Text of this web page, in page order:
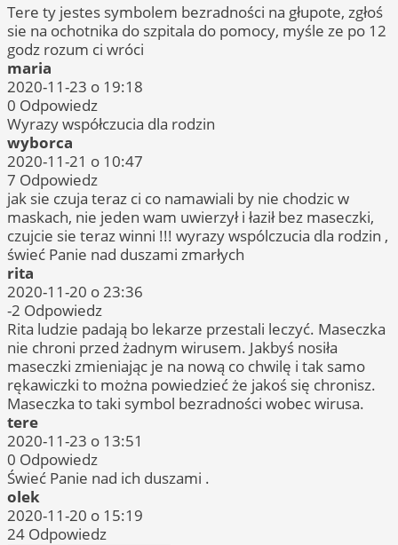
Tere ty jestes symbolem bezradności na głupote, zgłoś
sie na ochotnika do szpitala do pomocy, myśle ze po 12
godz rozum ci wróci
maria
2020-11-23 o 19:18
0 Odpowiedz
Wyrazy współczucia dla rodzin
wyborca
2020-11-21 o 10:47
7 Odpowiedz
jak sie czuja teraz ci co namawiali by nie chodzic w
maskach, nie jeden wam uwierzył i łaził bez maseczki,
czujcie sie teraz winni !!! wyrazy wspólczucia dla rodzin ,
świeć Panie nad duszami zmarłych
rita
2020-11-20 o 23:36
-2 Odpowiedz
Rita ludzie padają bo lekarze przestali leczyć. Maseczka
nie chroni przed żadnym wirusem. Jakbyś nosiła
maseczki zmieniając je na nową co chwilę i tak samo
rękawiczki to można powiedzieć że jakoś się chronisz.
Maseczka to taki symbol bezradności wobec wirusa.
tere
2020-11-23 o 13:51
0 Odpowiedz
Świeć Panie nad ich duszami .
olek
2020-11-20 o 15:19
24 Odpowiedz